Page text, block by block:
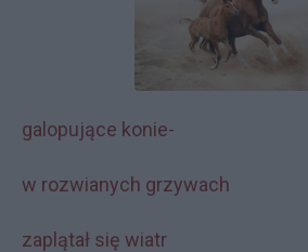
galopujące konie-
w rozwianych grzywach
zaplątał się wiatr